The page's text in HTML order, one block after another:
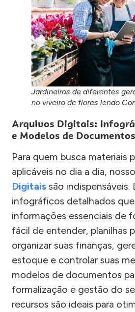
Jardineiros de diferentes
no viveiro de flores lendo
Arquivos Digitais:
e Modelos de Documentos
Para quem busca materiais
aplicáveis no dia a dia,
Digitais são indispensáveis.
infográficos detalhados
informações essenciais de
fácil de entender, planilhas
organizar suas finanças,
estoque e controlar suas
modelos de documentos
formalização e gestão do
recursos são ideais para